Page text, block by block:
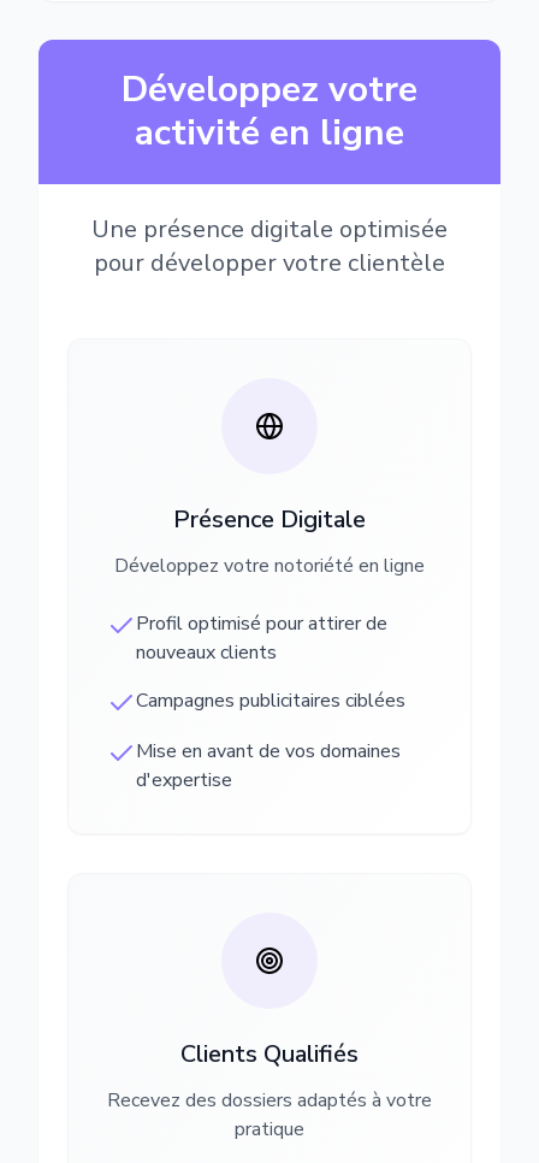
Développez votre
activité en ligne
Une présence digitale optimisée
pour développer votre clientèle
Présence Digitale
Développez votre notoriété en ligne
Profil optimisé pour attirer de
nouveaux clients
Campagnes publicitaires ciblées
Mise en avant de vos domaines
d'expertise
Clients Qualifiés
Recevez des dossiers adaptés à votre
pratique